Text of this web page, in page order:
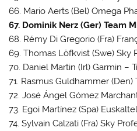
66. Mario Aerts (Bel) Omega
67. Dominik Nerz (Ger) Team
68. Rémy Di Gregorio (Fra)
69. Thomas Löfkvist (Swe) Sky
70. Daniel Martin (Irl) Garmin –
71. Rasmus Guldhammer (Den)
72. José Ángel Gómez
73. Egoi Martínez (Spa)
74. Sylvain Calzati (Fra) Sky